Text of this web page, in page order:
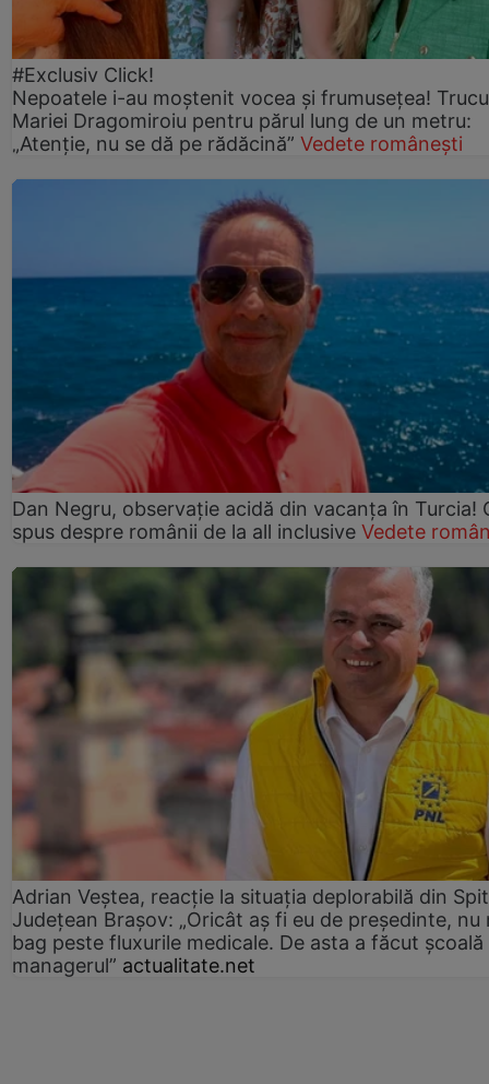
#Exclusiv Click!
Nepoatele i-au moștenit vocea și frumusețea!
Mariei Dragomiroiu pentru părul lung de un metru:
„Atenție, nu se dă pe rădăcină” Vedete românești
Dan Negru, observație acidă din vacanța în Turcia!
spus despre românii de la all inclusive Vedete
Adrian Veștea, reacție la situația deplorabilă din
Județean Brașov: „Oricât aș fi eu de președinte, nu
bag peste fluxurile medicale. De asta a făcut școală
managerul” actualitate.net